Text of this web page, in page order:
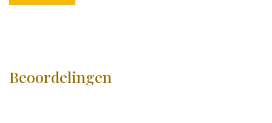
Beoordelingen